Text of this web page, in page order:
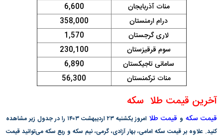
منات آذربایجان
6,600
درام ارمنستان
358,000
لاری گرجستان
1,570
سوم قرقیزستان
230,100
سامانی تاجیکستان
6,890
منات ترکمنستان
56,300
آخرین قیمت طلا سکه
قیمت سکه و قیمت طلا
امروز یکشنبه ۲۳ اردیبهشت ۱۴۰۳ را در جدول زیر مشاهده
کنید. علاوه بر قیمت سکه امامی، بهار آزادی، گرمی، نیم سکه و ربع سکه می‌توانید قیمت